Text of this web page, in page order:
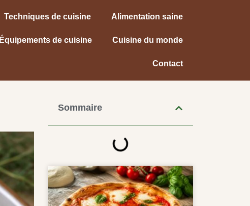
Techniques de cuisine Alimentation saine
Équipements de cuisine Cuisine du monde
Contact
Sommaire